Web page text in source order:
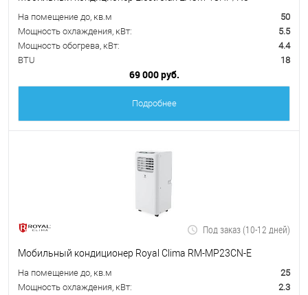
На помещение до, кв.м
50
Мощность охлаждения, кВт:
5.5
Мощность обогрева, кВт:
4.4
BTU
18
69 000 руб.
Подробнее
Под заказ (10-12 дней)
Мобильный кондиционер Royal Clima RM-MP23CN-E
На помещение до, кв.м
25
Мощность охлаждения, кВт:
2.3